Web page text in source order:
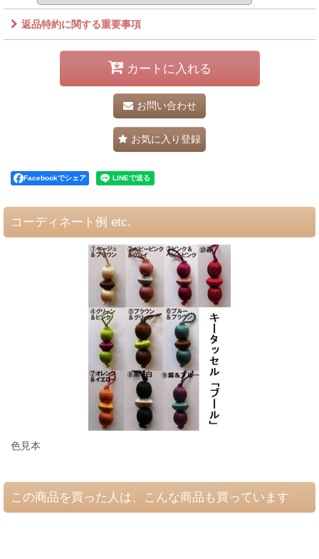
返品特約に関する重要事項
カートに入れる
お問い合わせ
お気に入り登録
Facebookでシェア
コーディネート例 etc.
色見本
この商品を買った人は、こんな商品も買っています